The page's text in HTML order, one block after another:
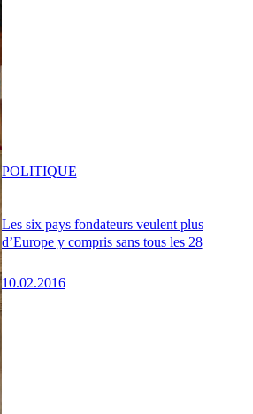
Les six pays fondateurs veulent plus
d’Europe y compris sans tous les 28
10.02.2016
POLITIQUE